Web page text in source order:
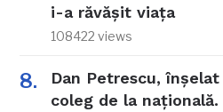
i-a răvășit viața
108422 views
Dan Petrescu,
coleg de la